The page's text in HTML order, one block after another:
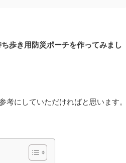
歩き用防災ポーチを作ってみまし
にしていただければと思います。